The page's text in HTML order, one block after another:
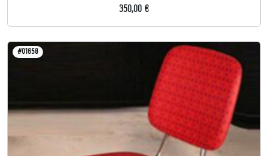
350,00 €
#01658